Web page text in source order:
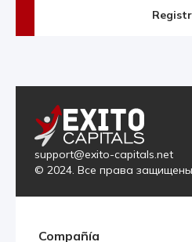
support@exito-capitals.net
© 2024. Все права
Compañía